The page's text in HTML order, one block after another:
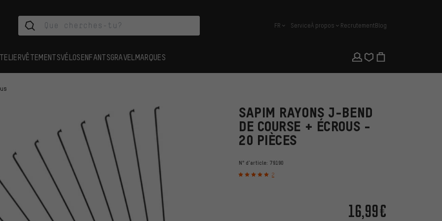
français
FR ServiceÀ propos RecrutementBlog
VÊTEMENTSVÉLOSENFANTSGRAVEL MARQUES
SAPIM RAYONS J-BEND
DE COURSE + ÉCROUS -
20 PIÈCES
N° d'article: 79190
2
16,99€